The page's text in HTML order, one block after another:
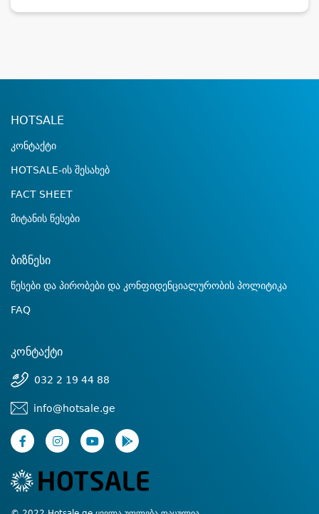
HOTSALE
კონტაქტი
HOTSALE-ის შესახებ
FACT SHEET
მიტანის წესები
ბიზნესი
წესები და პირობები და კონფიდენციალურობის პოლიტიკა
FAQ
კონტაქტი
032 2 19 44 88
info@hotsale.ge